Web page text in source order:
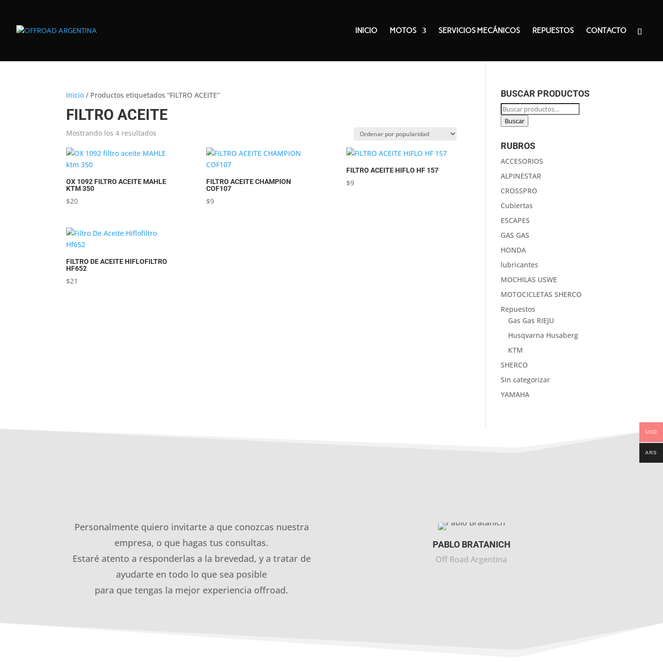
INICIO MOTOS SERVICIOS MECÁNICOS REPUESTOS CONTACTO
Inicio / Productos etiquetados “FILTRO ACEITE”
FILTRO ACEITE
Mostrando los 4 resultados
popularidad
OX 1092 FILTRO ACEITE MAHLE
KTM 350
$20
FILTRO ACEITE CHAMPION
COF107
$9
FILTRO ACEITE HIFLO HF 157
$9
FILTRO DE ACEITE HIFLOFILTRO
HF652
$21
BUSCAR PRODUCTOS
Buscar
por:
Buscar
RUBROS
ACCESORIOS
ALPINESTAR
CROSSPRO
Cubiertas
ESCAPES
GAS GAS
HONDA
lubricantes
MOCHILAS USWE
MOTOCICLETAS SHERCO
Repuestos
Gas Gas RIEJU
Husqvarna Husaberg
KTM
SHERCO
Sin categorizar
YAMAHA
Personalmente quiero invitarte a que conozcas nuestra
empresa, o que hagas tus consultas.
Estaré atento a responderlas a la brevedad, y a tratar de
ayudarte en todo lo que sea posible
para que tengas la mejor experiencia offroad.
PABLO BRATANICH
Off Road Argentina
USD
ARS